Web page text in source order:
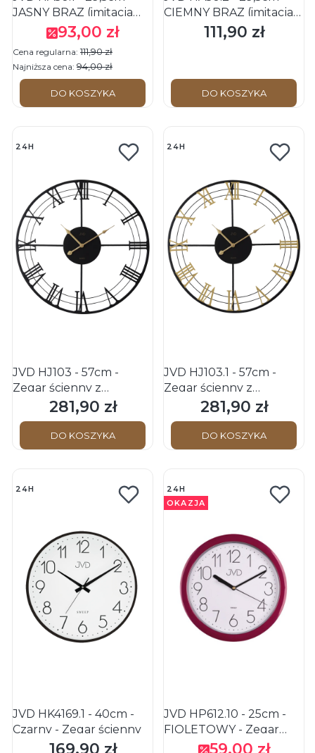
JASNY BRĄZ (imitacja
drewna) - Zegar ścienny
Cena promocyjna
93,00 zł
Cena regularna: 111,90 zł
Najniższa cena: 94,00 zł
DO KOSZYKA
CIEMNY BRĄZ (imitacja
drewna) - Zegar ścienny
Cena
111,90 zł
DO KOSZYKA
24H
JVD HJ103 - 57cm -
Zegar ścienny z
rzymskimi cyframi
Cena
281,90 zł
DO KOSZYKA
24H
JVD HJ103.1 - 57cm -
Zegar ścienny z
rzymskimi cyframi
Cena
281,90 zł
DO KOSZYKA
24H
JVD HK4169.1 - 40cm -
Czarny - Zegar ścienny
Cena
169,90 zł
24H
OKAZJA
JVD HP612.10 - 25cm -
FIOLETOWY - Zegar
ściennyCena promocyjna
59,00 zł